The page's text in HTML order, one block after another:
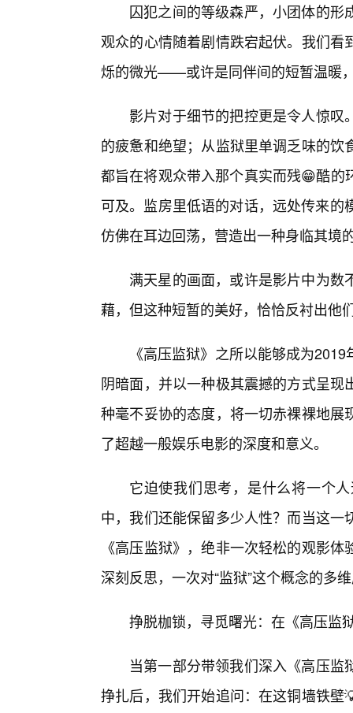
囚犯之间的等级森严，小团体的
观众的心情随着剧情跌宕起伏。我们
烁的微光——或许是同伴间的短暂温暖
影片对于细节的把控更是令人惊
的疲惫和绝望；从监狱里单调乏味的
都旨在将观众带入那个真实而残😁酷
可及。监房里低语的对话，远处传来
仿佛在耳边回荡，营造出一种身临其境
满天星的画面，或许是影片中为
藉，但这种短暂的美好，恰恰反衬出他
《高压监狱》之所以能够成为
阴暗面，并以一种极其震撼的方式呈
种毫不妥协的态度，将一切赤裸裸地
了超越一般娱乐电影的深度和意义。
它迫使我们思考，是什么将一个
中，我们还能保留多少人性？而当这
《高压监狱》，绝非一次轻松的观影
深刻反思，一次对“监狱”这个概念的多
挣脱枷锁，寻觅曙光：在《高压监
当第一部分带领我们深入《高压
挣扎后，我们开始追问：在这铜墙铁